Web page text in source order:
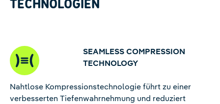
TECHNOLOGIEN
SEAMLESS COMPRESSION
TECHNOLOGY
Nahtlose Kompressionstechnologie führt zu einer
verbesserten Tiefenwahrnehmung und reduziert